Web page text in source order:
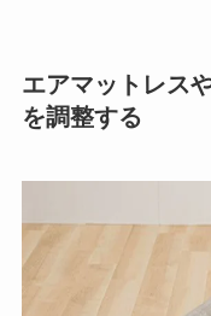
エアマットレス
を調整する